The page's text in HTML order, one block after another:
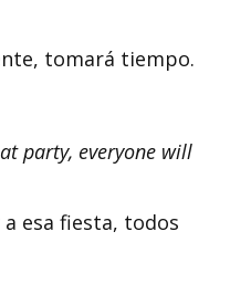
tomará tiempo.
party, everyone will
esa fiesta, todos